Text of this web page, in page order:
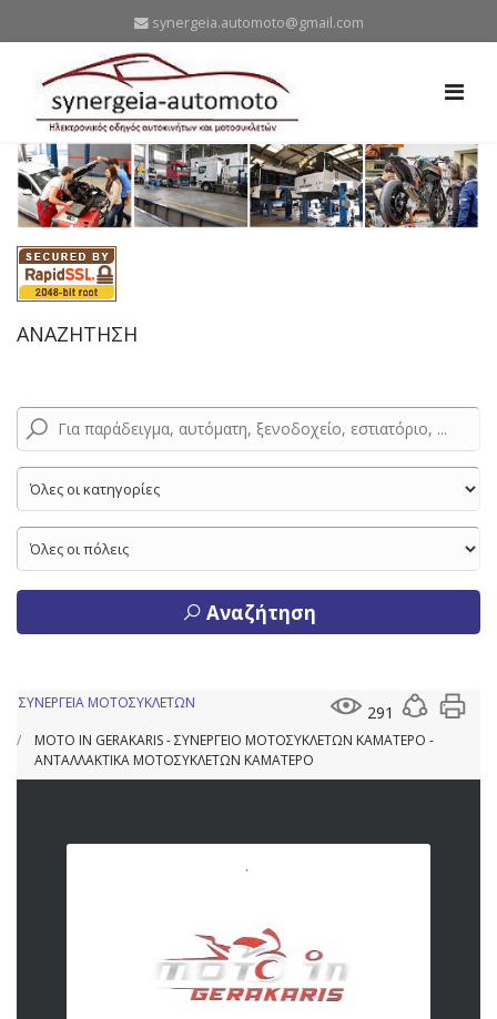
synergeia.automoto@gmail.com
ΑΝΑΖΗΤΗΣΗ
Αναζήτηση
291
ΣΥΝΕΡΓΕΙΑ ΜΟΤΟΣΥΚΛΕΤΩΝ
MOTO IN GERAKARIS - ΣΥΝΕΡΓΕΙΟ ΜΟΤΟΣΥΚΛΕΤΩΝ ΚΑΜΑΤΕΡΟ -
ΑΝΤΑΛΛΑΚΤΙΚΑ ΜΟΤΟΣΥΚΛΕΤΩΝ ΚΑΜΑΤΕΡΟ